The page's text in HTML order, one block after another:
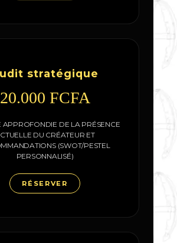
stratégique
20.000 FCFA
APPROFONDIE DE LA PRÉSENCE
DU CRÉATEUR ET
(SWOT/PESTEL
PERSONNALISÉ)
RÉSERVER